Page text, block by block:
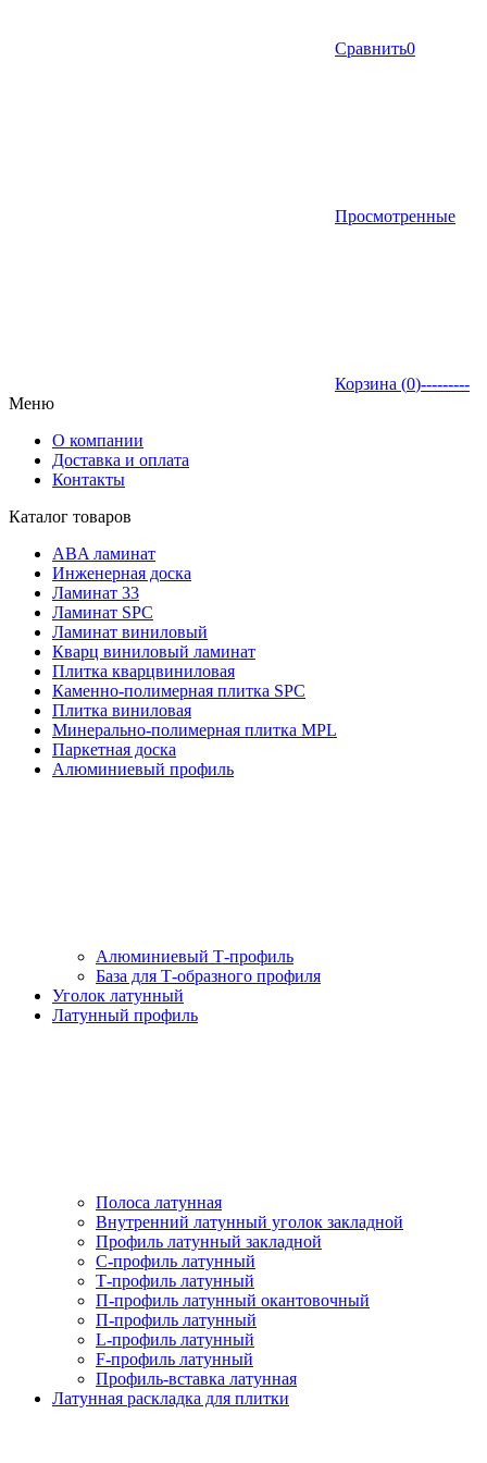
Сравнить0
Просмотренные
Корзина (0)---------
Меню
О компании
Доставка и оплата
Контакты
Каталог товаров
ABA ламинат
Инженерная доска
Ламинат 33
Ламинат SPC
Ламинат виниловый
Кварц виниловый ламинат
Плитка кварцвиниловая
Каменно-полимерная плитка SPC
Плитка виниловая
Минерально-полимерная плитка MPL
Паркетная доска
Алюминиевый профиль
Алюминиевый Т-профиль
База для Т-образного профиля
Уголок латунный
Латунный профиль
Полоса латунная
Внутренний латунный уголок закладной
Профиль латунный закладной
С-профиль латунный
Т-профиль латунный
П-профиль латунный окантовочный
П-профиль латунный
L-профиль латунный
F-профиль латунный
Профиль-вставка латунная
Латунная раскладка для плитки